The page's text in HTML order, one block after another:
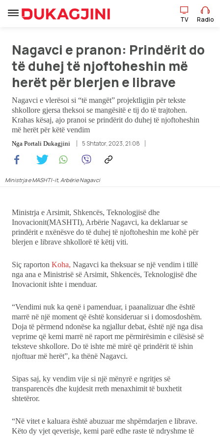
TV Radio
Lajme
Sport
Pikëpamje
Art Jete
Kulturë
Showbiz
Ekonomi
Teknologji
Udhëtime
DuVideo
TV Radio
Nagavci e pranon: Prindërit do
të duhej të njoftoheshin më
herët për blerjen e librave
Nagavci e vlerësoi si “të mangët” projektligjin për tekste
shkollore gjersa theksoi se mangësitë e tij do të trajtohen.
Krahas kësaj, ajo pranoi se prindërit do duhej të njoftoheshin
më herët për këtë vendim
Nga Portali Dukagjini 5 Shtator, 2023, 21:08
Ministrja e MASHTI-it, Arbërie Nagavci
Ministrja e Arsimit, Shkencës, Teknologjisë dhe
Inovacionit(MASHTI), Arbërie Nagavci, ka deklaruar se
prindërit e nxënësve do të duhej të njoftoheshin me kohë për
blerjen e librave shkollorë të këtij viti.
Siç raporton Koha, Nagavci ka theksuar se një vendim i tillë
nga ana e Ministrisë së Arsimit, Shkencës, Teknologjisë dhe
Inovacionit ishte i menduar.
“Vendimi nuk ka qenë i pamenduar, i paanalizuar dhe është
marrë në një moment që është konsideruar si i domosdoshëm.
Doja të përmend ndonëse ka ngjallur debat, është një nga disa
veprime që kemi marrë në raport me përmirësimin e cilësisë së
teksteve shkollore. Do të ishte më mirë që prindërit të ishin
njoftuar më herët”, ka thënë Nagavci.
Sipas saj, ky vendim vije si një mënyrë e ngritjes së
transparencës dhe kujdesit rreth menaxhimit të buxhetit
shtetëror.
“Në vitet e kaluara është abuzuar me shpërndarjen e librave.
Këto dy vjet qeverisje, kemi parë edhe raste të ndryshme të